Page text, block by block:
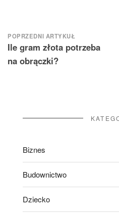
Nawigacja
wpisu
POPRZEDNI ARTYKUŁ
Ile gram złota potrzeba
na obrączki?
Biznes
Budownictwo
Dziecko